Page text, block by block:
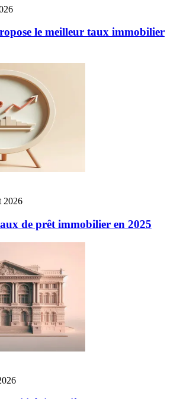
le meilleur taux immobilier
2026
de prêt immobilier en 2025